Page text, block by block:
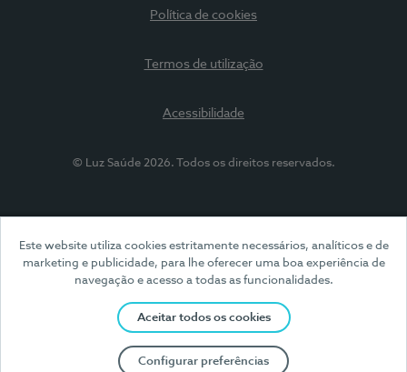
Este website utiliza cookies estritamente necessários, analíticos e de
marketing e publicidade, para lhe oferecer uma boa experiência de
navegação e acesso a todas as funcionalidades.
Aceitar todos os cookies
Configurar preferências
Política de cookies
Termos de utilização
Acessibilidade
© Luz Saúde 2026. Todos os direitos reservados.